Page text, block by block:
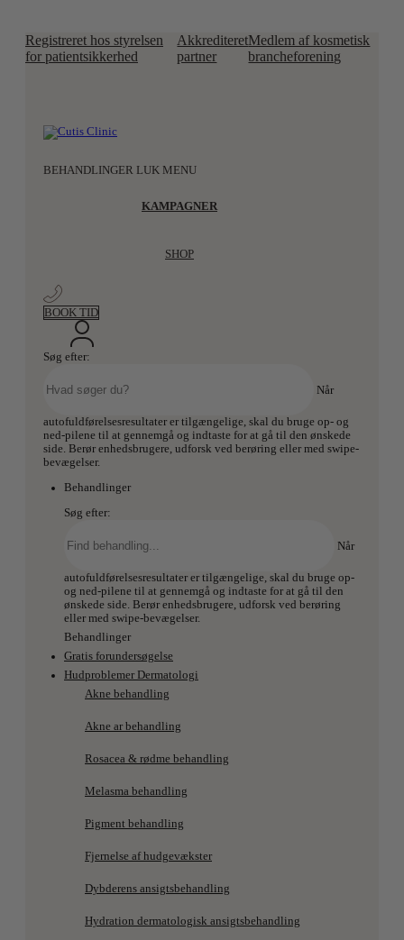
Registreret hos styrelsen
for patientsikkerhed
Akkrediteret
partner
Medlem af kosmetisk
brancheforening
BEHANDLINGER LUK MENU
KAMPAGNER
SHOP
BOOK TID
Søg efter:
Når
autofuldførelsesresultater er tilgængelige, skal du bruge op- og
ned-pilene til at gennemgå og indtaste for at gå til den ønskede
side. Berør enhedsbrugere, udforsk ved berøring eller med swipe-
bevægelser.
Behandlinger
Søg efter:
Når
autofuldførelsesresultater er tilgængelige, skal du bruge op-
og ned-pilene til at gennemgå og indtaste for at gå til den
ønskede side. Berør enhedsbrugere, udforsk ved berøring
eller med swipe-bevægelser.
Behandlinger
Gratis forundersøgelse
Hudproblemer Dermatologi
Akne behandling
Akne ar behandling
Rosacea & rødme behandling
Melasma behandling
Pigment behandling
Fjernelse af hudgevækster
Dybderens ansigtsbehandling
Hydration dermatologisk ansigtsbehandling